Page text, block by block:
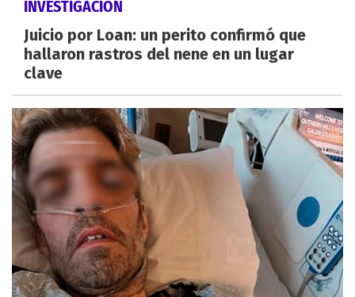
INVESTIGACIÓN
Juicio por Loan: un perito confirmó que
hallaron rastros del nene en un lugar
clave